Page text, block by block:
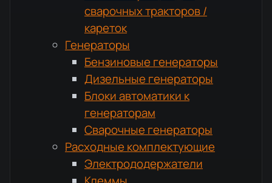
сварочных тракторов /
кареток
Генераторы
Бензиновые генераторы
Дизельные генераторы
Блоки автоматики к
генераторам
Сварочные генераторы
Расходные комплектующие
Электрододержатели